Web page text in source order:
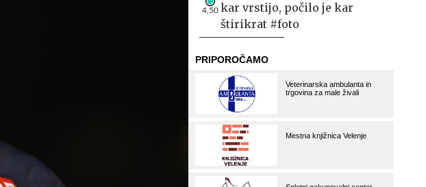
4,50 kar vrstijo, počilo je kar
štirikrat #foto